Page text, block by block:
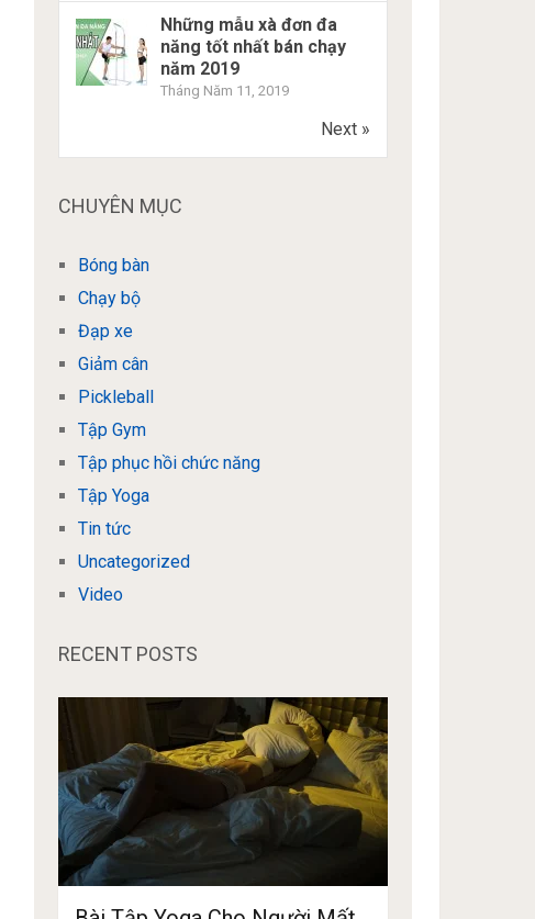
Những mẫu xà đơn đa
năng tốt nhất bán chạy
năm 2019
Tháng Năm 11, 2019
Next »
CHUYÊN MỤC
Bóng bàn
Chạy bộ
Đạp xe
Giảm cân
Pickleball
Tập Gym
Tập phục hồi chức năng
Tập Yoga
Tin tức
Uncategorized
Video
RECENT POSTS